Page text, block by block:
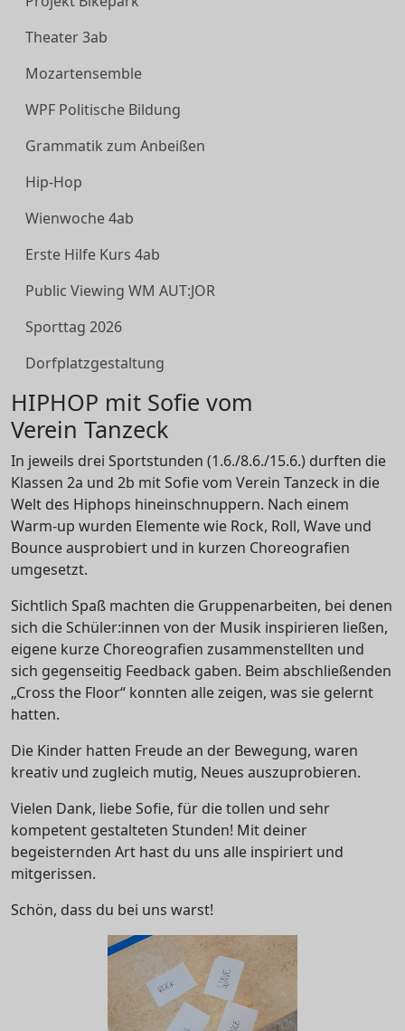
Theater 3ab
Mozartensemble
WPF Politische Bildung
Grammatik zum Anbeißen
Hip-Hop
Wienwoche 4ab
Erste Hilfe Kurs 4ab
Public Viewing WM AUT:JOR
Sporttag 2026
Dorfplatzgestaltung
HIPHOP mit Sofie vom
Verein Tanzeck
In jeweils drei Sportstunden (1.6./8.6./15.6.) durften die
Klassen 2a und 2b mit Sofie vom Verein Tanzeck in die
Welt des Hiphops hineinschnuppern. Nach einem
Warm-up wurden Elemente wie Rock, Roll, Wave und
Bounce ausprobiert und in kurzen Choreografien
umgesetzt.
Sichtlich Spaß machten die Gruppenarbeiten, bei denen
sich die Schüler:innen von der Musik inspirieren ließen,
eigene kurze Choreografien zusammenstellten und
sich gegenseitig Feedback gaben. Beim abschließenden
„Cross the Floor“ konnten alle zeigen, was sie gelernt
hatten.
Die Kinder hatten Freude an der Bewegung, waren
kreativ und zugleich mutig, Neues auszuprobieren.
Vielen Dank, liebe Sofie, für die tollen und sehr
kompetent gestalteten Stunden! Mit deiner
begeisternden Art hast du uns alle inspiriert und
mitgerissen.
Schön, dass du bei uns warst!